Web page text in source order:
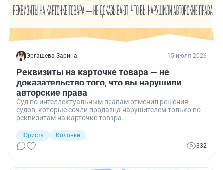
Эргашева Зарина 15 июля 2026
Реквизиты на карточке товара — не
доказательство того, что вы нарушили
авторские права
Суд по интеллектуальным правам отменил решения
судов, которые сочли продавца нарушителем только по
реквизитам на карточке товара.
Юристу
Колонки
332